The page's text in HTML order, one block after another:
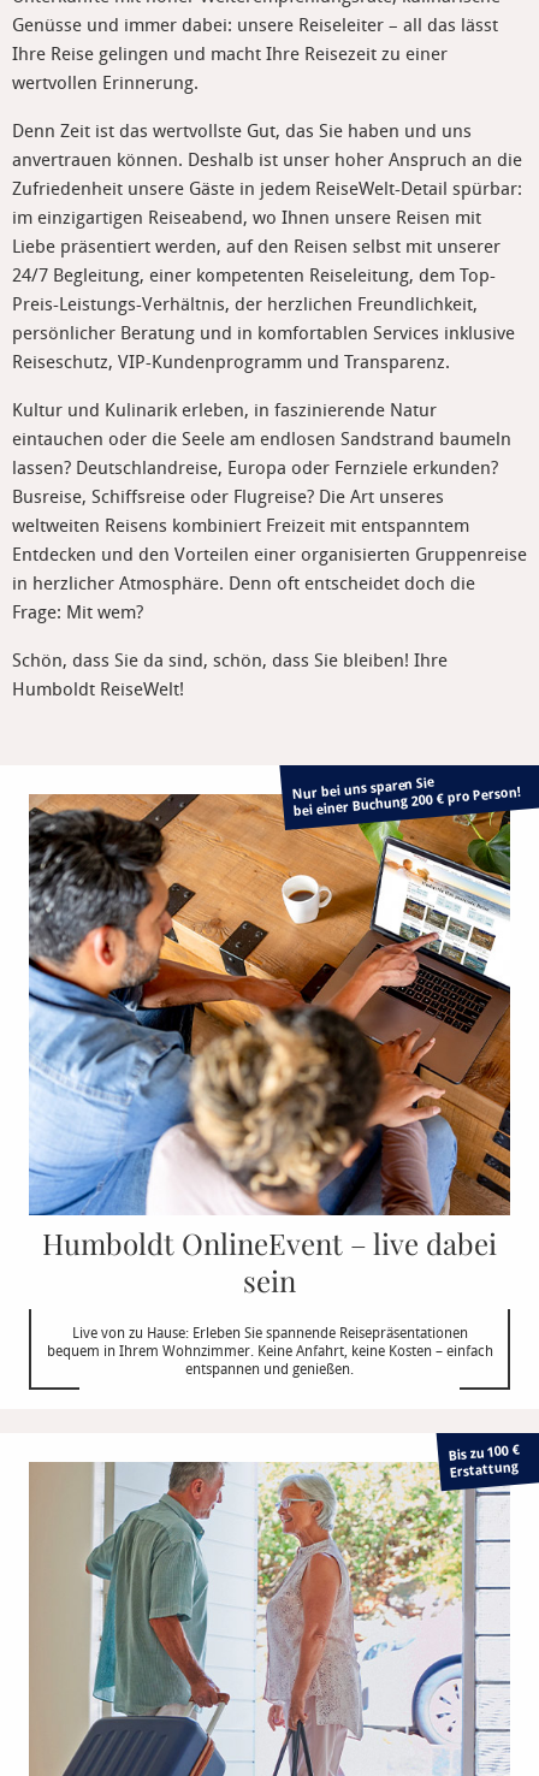
Genüsse und immer dabei: unsere Reiseleiter – all das lässt
Ihre Reise gelingen und macht Ihre Reisezeit zu einer
wertvollen Erinnerung.
Denn Zeit ist das wertvollste Gut, das Sie haben und uns
anvertrauen können. Deshalb ist unser hoher Anspruch an die
Zufriedenheit unsere Gäste in jedem ReiseWelt-Detail spürbar:
im einzigartigen Reiseabend, wo Ihnen unsere Reisen mit
Liebe präsentiert werden, auf den Reisen selbst mit unserer
24/7 Begleitung, einer kompetenten Reiseleitung, dem Top-
Preis-Leistungs-Verhältnis, der herzlichen Freundlichkeit,
persönlicher Beratung und in komfortablen Services inklusive
Reiseschutz, VIP-Kundenprogramm und Transparenz.
Kultur und Kulinarik erleben, in faszinierende Natur
eintauchen oder die Seele am endlosen Sandstrand baumeln
lassen? Deutschlandreise, Europa oder Fernziele erkunden?
Busreise, Schiffsreise oder Flugreise? Die Art unseres
weltweiten Reisens kombiniert Freizeit mit entspanntem
Entdecken und den Vorteilen einer organisierten Gruppenreise
in herzlicher Atmosphäre. Denn oft entscheidet doch die
Frage: Mit wem?
Schön, dass Sie da sind, schön, dass Sie bleiben! Ihre
Humboldt ReiseWelt!
Nur bei uns sparen Sie
bei einer Buchung 200 € pro Person!
Humboldt OnlineEvent – live dabei
sein
Live von zu Hause: Erleben Sie spannende Reisepräsentationen
bequem in Ihrem Wohnzimmer. Keine Anfahrt, keine Kosten – einfach
entspannen und genießen.
Bis zu 100 €
Erstattung